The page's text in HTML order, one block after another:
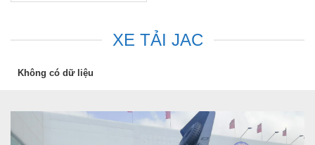
XE TẢI JAC
Không có dữ liệu